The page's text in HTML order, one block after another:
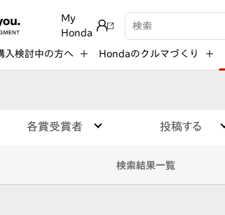
My
Honda
検索キーワード入力
入検討中の方へ Hondaのクルマづくり
各賞受賞者 投稿する
検索結果一覧